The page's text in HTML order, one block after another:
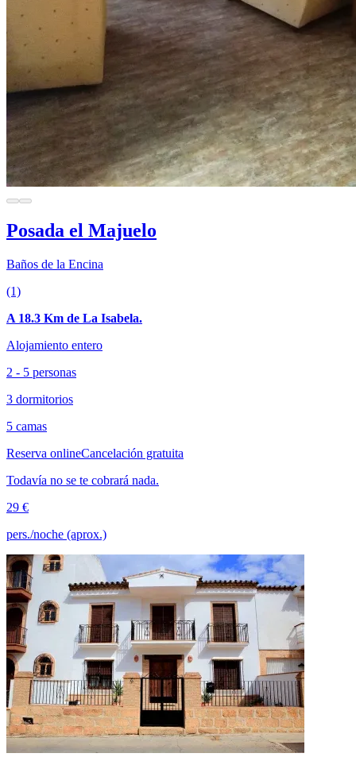
Posada el Majuelo
Baños de la Encina
(1)
A 18.3 Km de La Isabela.
Alojamiento entero
2 - 5 personas
3 dormitorios
5 camas
Reserva onlineCancelación gratuita
Todavía no se te cobrará nada.
29 €
pers./noche (aprox.)